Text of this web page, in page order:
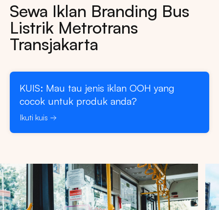
Sewa Iklan Branding Bus
Listrik Metrotrans
Transjakarta
KUIS: Mau tau jenis iklan OOH yang
cocok untuk produk anda?
Ikuti kuis